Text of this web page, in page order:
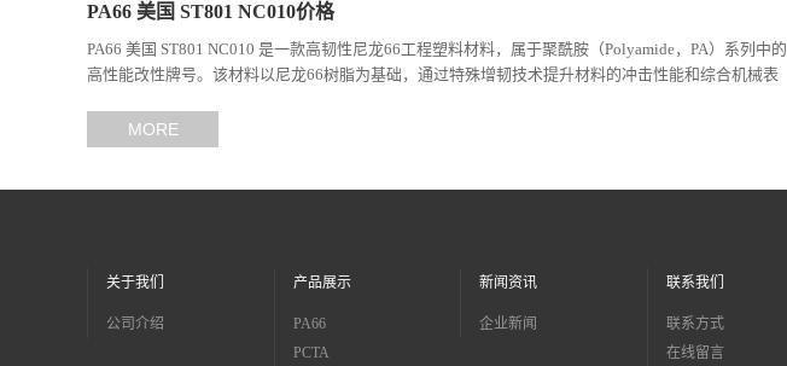
PA66 美国 ST801 NC010价格
PA66 美国 ST801 NC010 是一款高韧性尼龙66工程塑料材料，属于聚酰胺（Polyamide，PA）系列中的
高性能改性牌号。该材料以尼龙66树脂为基础，通过特殊增韧技术提升材料的冲击性能和综合机械表
MORE
关于我们
公司介绍
产品展示
PA66
PCTA
新闻资讯
企业新闻
联系我们
联系方式
在线留言